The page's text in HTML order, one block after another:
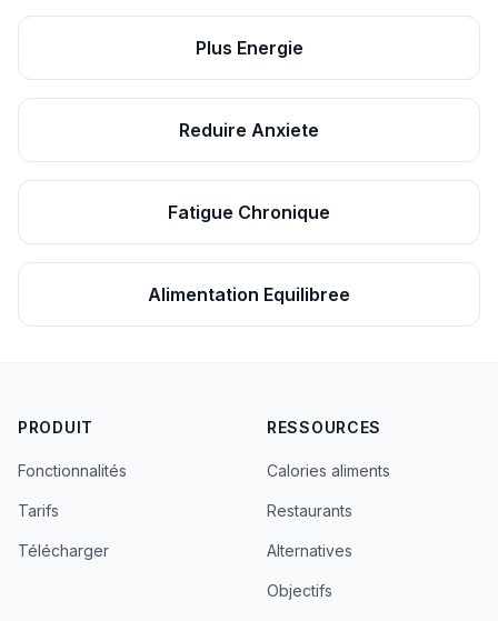
Plus Energie
Reduire Anxiete
Fatigue Chronique
Alimentation Equilibree
PRODUIT
Fonctionnalités
Tarifs
Télécharger
RESSOURCES
Calories aliments
Restaurants
Alternatives
Objectifs